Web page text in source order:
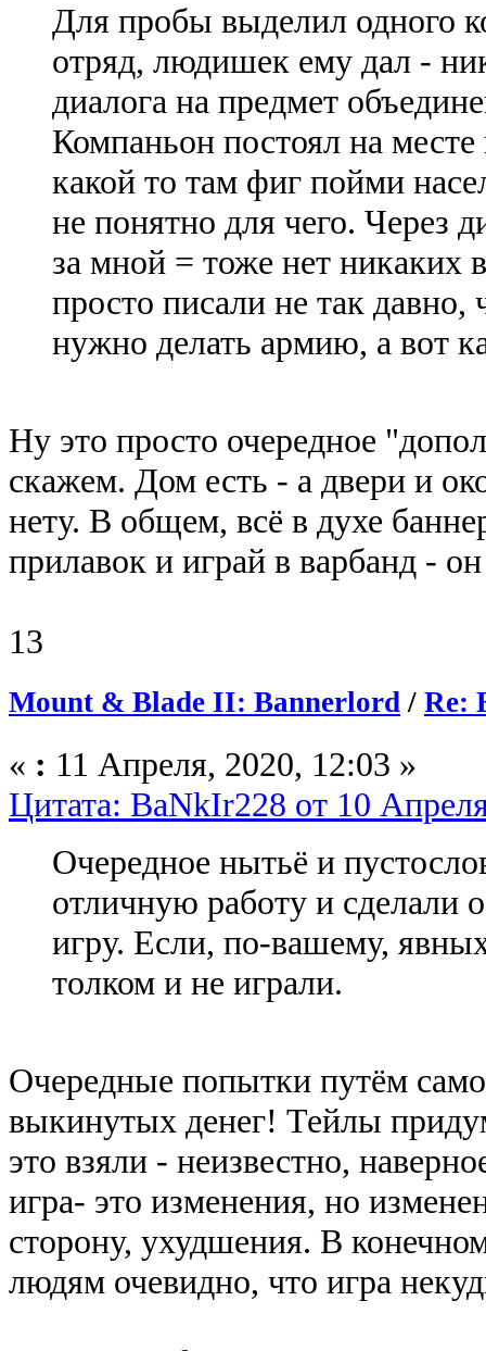
Для пробы выделил одного
отряд, людишек ему дал -
диалога на предмет
Компаньон постоял на
какой то там фиг пойми
не понятно для чего. Через
за мной = тоже нет никаких
просто писали не так давно,
нужно делать армию, а вот
Ну это просто очередное
скажем. Дом есть - а двери и
нету. В общем, всё в духе
прилавок и играй в варбанд -
13
Mount & Blade II: Bannerlord / Re:
« : 11 Апреля, 2020, 12:03 »
Цитата: BaNkIr228 от 10
Очередное нытьё и
отличную работу и сделали
игру. Если, по-вашему,
толком и не играли.
Очередные попытки путём
выкинутых денег! Тейлы
это взяли - неизвестно,
игра- это изменения, но
сторону, ухудшения. В
людям очевидно, что игра